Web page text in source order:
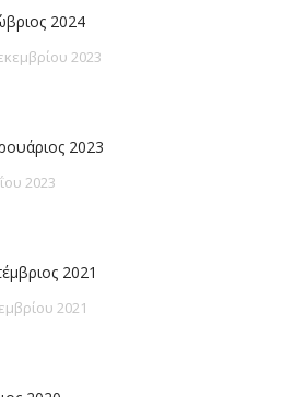
2024
2023
2023
2023
2021
2021